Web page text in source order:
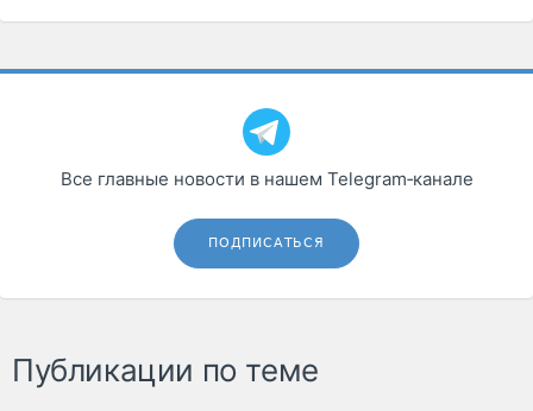
Все главные новости в нашем Telegram‑канале
ПОДПИСАТЬСЯ
Публикации по теме